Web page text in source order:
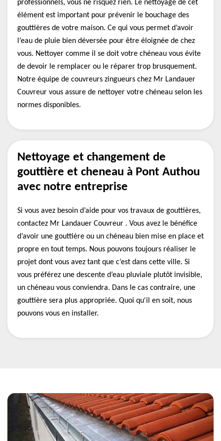
professionnels, vous ne risquez rien. Le nettoyage de cet
élément est important pour prévenir le bouchage des
gouttières de votre maison. Ce qui vous permet d’avoir
l’eau de pluie bien déversée pour être éloignée de chez
vous. Nettoyer comme il se doit votre chéneau vous évite
de devoir le remplacer ou le réparer trop brusquement.
Notre équipe de couvreurs zingueurs chez Mr Landauer
Couvreur vous assure de nettoyer votre chéneau selon les
normes disponibles.
Nettoyage et changement de
gouttière et cheneau à Pont Authou
avec notre entreprise
Si vous avez besoin d’aide pour vos travaux de gouttières,
contactez Mr Landauer Couvreur . Vous avez le bénéfice
d’avoir une gouttière ou un chéneau bien mise en place et
propre en tout temps. Nous pouvons toujours réaliser le
projet dont vous avez tant que c’est dans cette ville. Si
vous préférez une descente d’eau pluviale plutôt invisible,
un chéneau vous conviendra. Dans le cas contraire, une
gouttière sera plus appropriée. Quoi qu'il en soit, nous
pouvons vous en installer.